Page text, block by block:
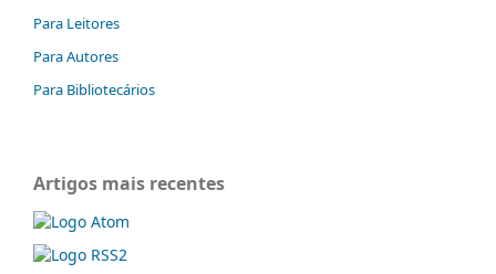
Para Leitores
Para Autores
Para Bibliotecários
Artigos mais recentes